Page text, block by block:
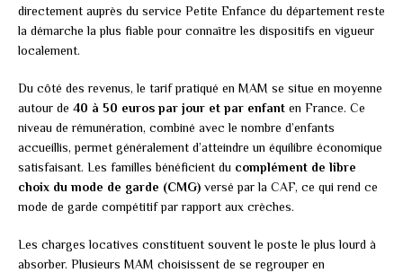
directement auprès du service Petite Enfance du département reste
la démarche la plus fiable pour connaître les dispositifs en vigueur
localement.
Du côté des revenus, le tarif pratiqué en MAM se situe en moyenne
autour de 40 à 50 euros par jour et par enfant en France. Ce
niveau de rémunération, combiné avec le nombre d’enfants
accueillis, permet généralement d’atteindre un équilibre économique
satisfaisant. Les familles bénéficient du complément de libre
choix du mode de garde (CMG) versé par la CAF, ce qui rend ce
mode de garde compétitif par rapport aux crèches.
Les charges locatives constituent souvent le poste le plus lourd à
absorber. Plusieurs MAM choisissent de se regrouper en